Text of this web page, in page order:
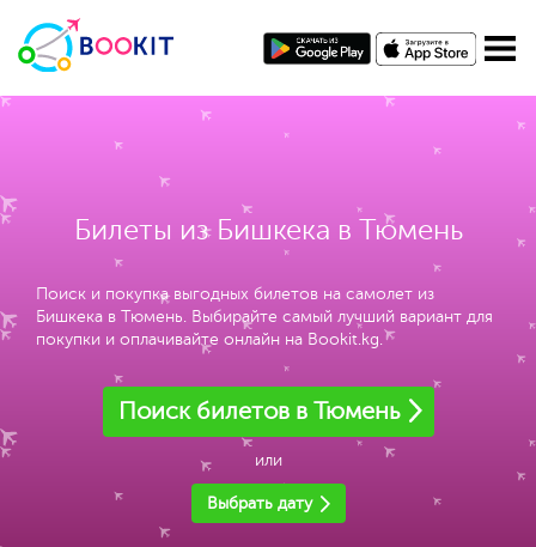
Билеты из Бишкека в Тюмень
Поиск и покупка выгодных билетов на самолет из
Бишкека в Тюмень. Выбирайте самый лучший вариант для
покупки и оплачивайте онлайн на Bookit.kg.
Поиск билетов в Тюмень
или
Выбрать дату